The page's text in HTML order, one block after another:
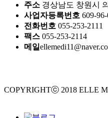
주소 경상남도 창원시
사업자등록번호 609-
전화번호 055-253-2111
팩스 055-253-2114
메일
COPYRIGHTⓒ 2018 ELLE